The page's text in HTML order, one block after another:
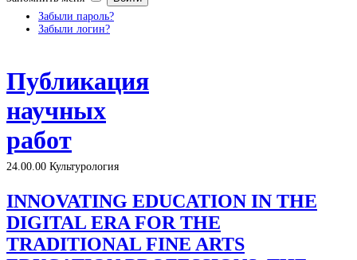
Забыли пароль?
Забыли логин?
Публикация
научных
работ
24.00.00 Культурология
INNOVATING EDUCATION IN THE
DIGITAL ERA FOR THE
TRADITIONAL FINE ARTS